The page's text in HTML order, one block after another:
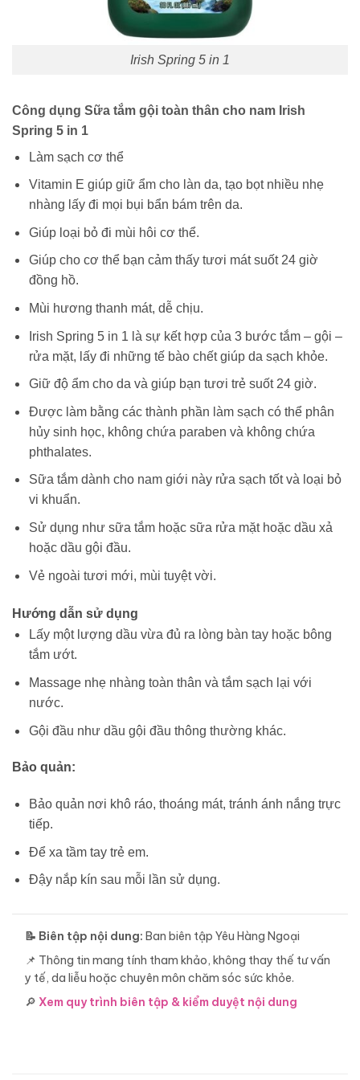
Irish Spring 5 in 1
Công dụng Sữa tắm gội toàn thân cho nam Irish
Spring 5 in 1
Làm sạch cơ thể
Vitamin E giúp giữ ẩm cho làn da, tạo bọt nhiều nhẹ
nhàng lấy đi mọi bụi bẩn bám trên da.
Giúp loại bỏ đi mùi hôi cơ thể.
Giúp cho cơ thể bạn cảm thấy tươi mát suốt 24 giờ
đồng hồ.
Mùi hương thanh mát, dễ chịu.
Irish Spring 5 in 1 là sự kết hợp của 3 bước tắm – gội –
rửa mặt, lấy đi những tế bào chết giúp da sạch khỏe.
Giữ độ ẩm cho da và giúp bạn tươi trẻ suốt 24 giờ.
Được làm bằng các thành phần làm sạch có thể phân
hủy sinh học, không chứa paraben và không chứa
phthalates.
Sữa tắm dành cho nam giới này rửa sạch tốt và loại bỏ
vi khuẩn.
Sử dụng như sữa tắm hoặc sữa rửa mặt hoặc dầu xả
hoặc dầu gội đầu.
Vẻ ngoài tươi mới, mùi tuyệt vời.
Hướng dẫn sử dụng
Lấy một lượng dầu vừa đủ ra lòng bàn tay hoặc bông
tắm ướt.
Massage nhẹ nhàng toàn thân và tắm sạch lại với
nước.
Gội đầu như dầu gội đầu thông thường khác.
Bảo quản:
Bảo quản nơi khô ráo, thoáng mát, tránh ánh nắng trực
tiếp.
Để xa tầm tay trẻ em.
Đậy nắp kín sau mỗi lần sử dụng.
📝 Biên tập nội dung: Ban biên tập Yêu Hàng Ngoại
📌 Thông tin mang tính tham khảo, không thay thế tư vấn
y tế, da liễu hoặc chuyên môn chăm sóc sức khỏe.
🔎 Xem quy trình biên tập & kiểm duyệt nội dung